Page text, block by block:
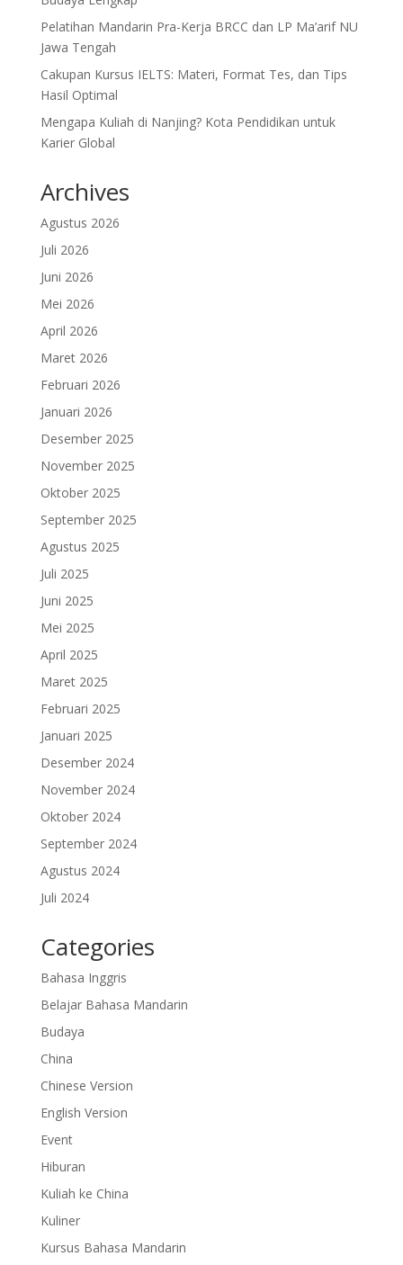
Pelatihan Mandarin Pra-Kerja BRCC dan LP Ma’arif NU
Jawa Tengah
Cakupan Kursus IELTS: Materi, Format Tes, dan Tips
Hasil Optimal
Mengapa Kuliah di Nanjing? Kota Pendidikan untuk
Karier Global
Archives
Agustus 2026
Juli 2026
Juni 2026
Mei 2026
April 2026
Maret 2026
Februari 2026
Januari 2026
Desember 2025
November 2025
Oktober 2025
September 2025
Agustus 2025
Juli 2025
Juni 2025
Mei 2025
April 2025
Maret 2025
Februari 2025
Januari 2025
Desember 2024
November 2024
Oktober 2024
September 2024
Agustus 2024
Juli 2024
Categories
Bahasa Inggris
Belajar Bahasa Mandarin
Budaya
China
Chinese Version
English Version
Event
Hiburan
Kuliah ke China
Kuliner
Kursus Bahasa Mandarin